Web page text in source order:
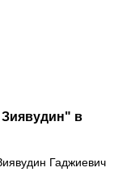
в
Гаджиевич